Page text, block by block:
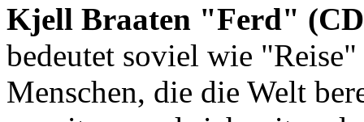
Kjell Braaten "Ferd"
bedeutet soviel wie
Menschen, die die Welt